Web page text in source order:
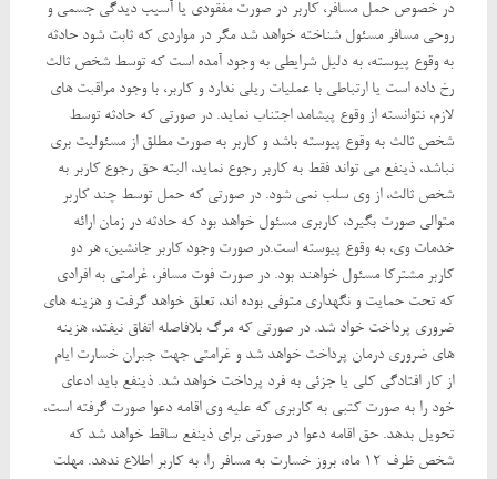
در خصوص حمل مسافر، کاربر در صورت مفقودی یا آسیب دیدگی جسمی و
روحی مسافر مسئول شناخته خواهد شد مگر در مواردی که ثابت شود حادثه
به وقوع پیوسته، به دلیل شرایطی به وجود آمده است که توسط شخص ثالث
رخ داده است یا ارتباطی با عملیات ریلی ندارد و کاربر، با وجود مراقبت های
لازم، نتوانسته از وقوع پیشامد اجتناب نماید. در صورتی که حادثه توسط
شخص ثالث به وقوع پیوسته باشد و کاربر به صورت مطلق از مسئولیت بری
نباشد، ذینفع می تواند فقط به کاربر رجوع نماید، البته حق رجوع کاربر به
شخص ثالث، از وی سلب نمی شود. در صورتی که حمل توسط چند کاربر
متوالی صورت بگیرد، کاربری مسئول خواهد بود که حادثه در زمان ارائه
خدمات وی، به وقوع پیوسته است.در صورت وجود کاربر جانشین، هر دو
کاربر مشترکا مسئول خواهند بود. در صورت فوت مسافر، غرامتی به افرادی
که تحت حمایت و نگهداری متوفی بوده اند، تعلق خواهد گرفت و هزینه های
ضروری پرداخت خواد شد. در صورتی که مرگ بلافاصله اتفاق نیفتد، هزینه
های ضروری درمان پرداخت خواهد شد و غرامتی جهت جبران خسارت ایام
از کار افتادگی کلی یا جزئی به فرد پرداخت خواهد شد. ذینفع باید ادعای
خود را به صورت کتبی به کاربری که علیه وی اقامه دعوا صورت گرفته است،
تحویل بدهد. حق اقامه دعوا در صورتی برای ذینفع ساقط خواهد شد که
شخص ظرف 12 ماه، بروز خسارت به مسافر را، به کاربر اطلاع ندهد. مهلت